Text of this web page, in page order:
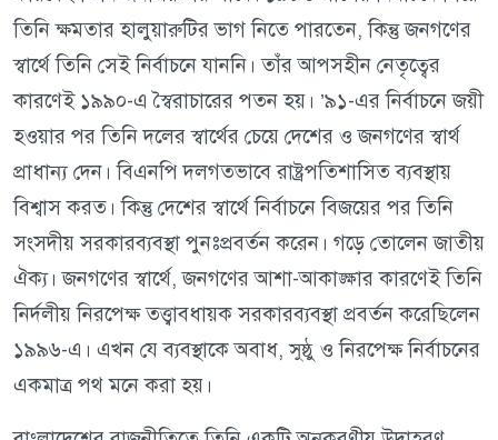
তিনি ক্ষমতার হালুয়ারুটির ভাগ নিতে পারতেন, কিন্তু জনগণের
স্বার্থে তিনি সেই নির্বাচনে যাননি। তাঁর আপসহীন নেতৃত্বের
কারণেই ১৯৯০-এ স্বৈরাচারের পতন হয়। ’৯১-এর নির্বাচনে জয়ী
হওয়ার পর তিনি দলের স্বার্থের চেয়ে দেশের ও জনগণের স্বার্থ
প্রাধান্য দেন। বিএনপি দলগতভাবে রাষ্ট্রপতিশাসিত ব্যবস্থায়
বিশ্বাস করত। কিন্তু দেশের স্বার্থে নির্বাচনে বিজয়ের পর তিনি
সংসদীয় সরকারব্যবস্থা পুনঃপ্রবর্তন করেন। গড়ে তোলেন জাতীয়
ঐক্য। জনগণের স্বার্থে, জনগণের আশা-আকাঙ্ক্ষার কারণেই তিনি
নির্দলীয় নিরপেক্ষ তত্ত্বাবধায়ক সরকারব্যবস্থা প্রবর্তন করেছিলেন
১৯৯৬-এ। এখন যে ব্যবস্থাকে অবাধ, সুষ্ঠু ও নিরপেক্ষ নির্বাচনের
একমাত্র পথ মনে করা হয়।